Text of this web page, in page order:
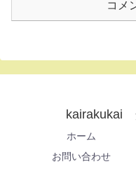
コメ
kairakukai
ホーム
お問い合わせ